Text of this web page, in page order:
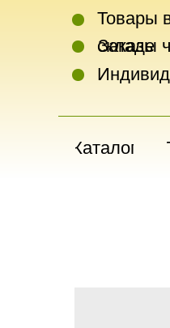
Товары
складе
Заказы
Каталог